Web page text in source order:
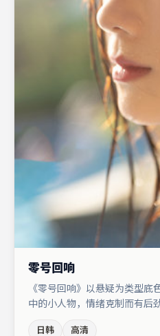
零号回响
《零号回响》以悬疑为类型
中的小人物，情绪克制而有后
日韩 高清